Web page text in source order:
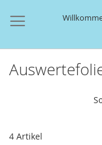
zum
Inhalt
4 Artikel